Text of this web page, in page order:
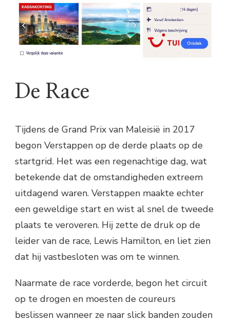
De Race
Tijdens de Grand Prix van Maleisië in 2017
begon Verstappen op de derde plaats op de
startgrid. Het was een regenachtige dag, wat
betekende dat de omstandigheden extreem
uitdagend waren. Verstappen maakte echter
een geweldige start en wist al snel de tweede
plaats te veroveren. Hij zette de druk op de
leider van de race, Lewis Hamilton, en liet zien
dat hij vastbesloten was om te winnen.
Naarmate de race vorderde, begon het circuit
op te drogen en moesten de coureurs
beslissen wanneer ze naar slick banden zouden